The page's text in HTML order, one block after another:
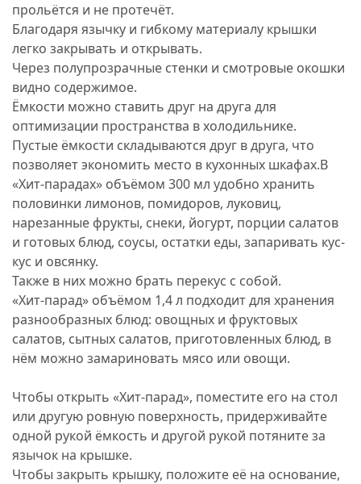
прольётся и не протечёт.
Благодаря язычку и гибкому материалу крышки
легко закрывать и открывать.
Через полупрозрачные стенки и смотровые окошки
видно содержимое.
Ёмкости можно ставить друг на друга для
оптимизации пространства в холодильнике.
Пустые ёмкости складываются друг в друга, что
позволяет экономить место в кухонных шкафах.В
«Хит-парадах» объёмом 300 мл удобно хранить
половинки лимонов, помидоров, луковиц,
нарезанные фрукты, снеки, йогурт, порции салатов
и готовых блюд, соусы, остатки еды, запаривать кус-
кус и овсянку.
Также в них можно брать перекус с собой.
«Хит-парад» объёмом 1,4 л подходит для хранения
разнообразных блюд: овощных и фруктовых
салатов, сытных салатов, приготовленных блюд, в
нём можно замариновать мясо или овощи.
Чтобы открыть «Хит-парад», поместите его на стол
или другую ровную поверхность, придерживайте
одной рукой ёмкость и другой рукой потяните за
язычок на крышке.
Чтобы закрыть крышку, положите её на основание,